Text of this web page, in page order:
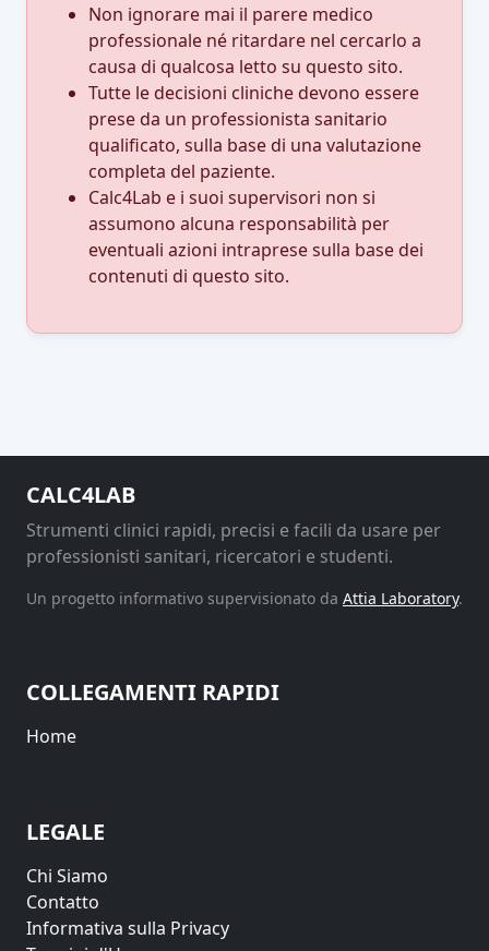
Non ignorare mai il parere medico
professionale né ritardare nel cercarlo a
causa di qualcosa letto su questo sito.
Tutte le decisioni cliniche devono essere
prese da un professionista sanitario
qualificato, sulla base di una valutazione
completa del paziente.
Calc4Lab e i suoi supervisori non si
assumono alcuna responsabilità per
eventuali azioni intraprese sulla base dei
contenuti di questo sito.
CALC4LAB
Strumenti clinici rapidi, precisi e facili da usare per
professionisti sanitari, ricercatori e studenti.
Un progetto informativo supervisionato da Attia Laboratory.
COLLEGAMENTI RAPIDI
Home
LEGALE
Chi Siamo
Contatto
Informativa sulla Privacy